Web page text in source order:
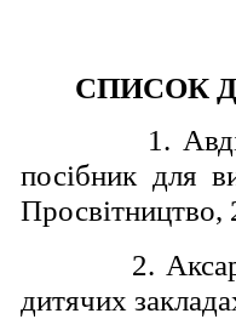
СПИСОК
1.
посібник для
Просвітництво,
2.
дитячих